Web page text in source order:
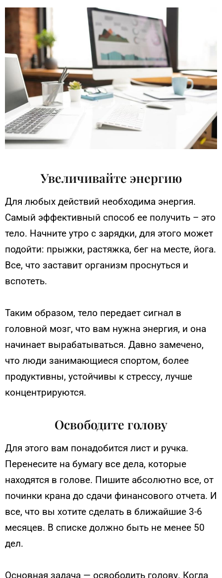
Увеличивайте энергию
Для любых действий необходима энергия.
Самый эффективный способ ее получить – это
тело. Начните утро с зарядки, для этого может
подойти: прыжки, растяжка, бег на месте, йога.
Все, что заставит организм проснуться и
вспотеть.
Таким образом, тело передает сигнал в
головной мозг, что вам нужна энергия, и она
начинает вырабатываться. Давно замечено,
что люди занимающиеся спортом, более
продуктивны, устойчивы к стрессу, лучше
концентрируются.
Освободите голову
Для этого вам понадобится лист и ручка.
Перенесите на бумагу все дела, которые
находятся в голове. Пишите абсолютно все, от
починки крана до сдачи финансового отчета. И
все, что вы хотите сделать в ближайшие 3-6
месяцев. В списке должно быть не менее 50
дел.
Основная задача — освободить голову. Когда